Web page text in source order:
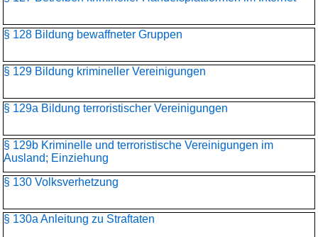
§ 128 Bildung bewaffneter Gruppen
§ 129 Bildung krimineller Vereinigungen
§ 129a Bildung terroristischer Vereinigungen
§ 129b Kriminelle und terroristische Vereinigungen im
Ausland; Einziehung
§ 130 Volksverhetzung
§ 130a Anleitung zu Straftaten